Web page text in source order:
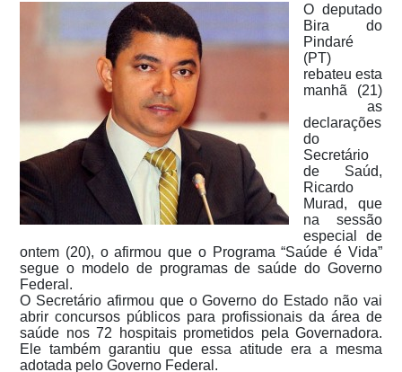
O deputado
Bira do
Pindaré
(PT)
rebateu esta
manhã (21)
as
declarações
do
Secretário
de Saúd,
Ricardo
Murad, que
na sessão
especial de
ontem (20), o afirmou que o Programa “Saúde é Vida”
segue o modelo de programas de saúde do Governo
Federal.
O Secretário afirmou que o Governo do Estado não vai
abrir concursos públicos para profissionais da área de
saúde nos 72 hospitais prometidos pela Governadora.
Ele também garantiu que essa atitude era a mesma
adotada pelo Governo Federal.